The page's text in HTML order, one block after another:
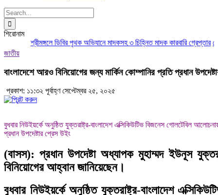
Search
for:
শিরোনাম
শ্রীমঙ্গলে ডিবির পৃথক অভিযানে মাদকসহ ৩ চিহ্নিত মাদক কারবারি গ্রেপ্তার
জাতীয়
বাংলাদেশে আরও বিনিয়োগের জন্য মার্কিন কোম্পানির প্রতি প্রধান
প্রকাশ: ১১:৩২ পূর্বাহ্ণ সেপ্টেম্বর ২৫, ২০২৫
বুধবার নিউইয়র্কে অনুষ্ঠিত যুক্তরাষ্ট্র-বাংলাদেশ এক্সিকিউটিভ বিজনেস গোলটেবিল
প্রধান উপদেষ্টার প্রেস উইং
(বাসস): প্রধান উপদেষ্টা অধ্যাপক মুহাম্মদ ইউনূস
বিনিয়োগের আহ্বান জানিয়েছেন।
বুধবার নিউইয়র্কে অনুষ্ঠিত যুক্তরাষ্ট্র-বাংলাদেশ